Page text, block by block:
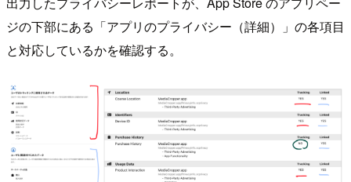
ジの下部にある「アプリのプライバシー（詳細）」の各項目
と対応しているかを確認する。